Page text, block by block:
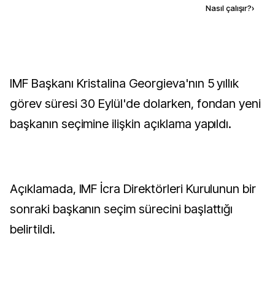
Nasıl çalışır?›
IMF Başkanı Kristalina Georgieva'nın 5 yıllık
görev süresi 30 Eylül'de dolarken, fondan yeni
başkanın seçimine ilişkin açıklama yapıldı.
Açıklamada, IMF İcra Direktörleri Kurulunun bir
sonraki başkanın seçim sürecini başlattığı
belirtildi.